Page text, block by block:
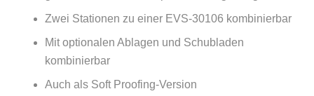
Zwei Stationen zu einer EVS-30106 kombinierbar
Mit optionalen Ablagen und Schubladen
kombinierbar
Auch als Soft Proofing-Version